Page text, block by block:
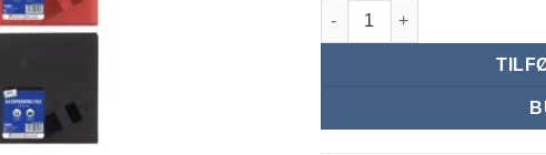
Dokument mappe A4 med 6